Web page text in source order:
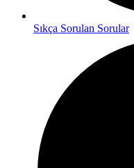
Sıkça Sorulan Sorular